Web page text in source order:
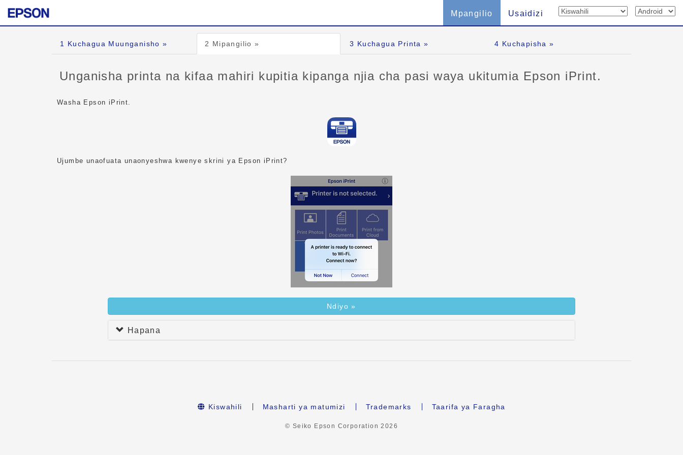
Mpangilio Usaidizi
1 Kuchagua Muunganisho » 2 Mipangilio » 3 Kuchagua Printa » 4 Kuchapisha »
Unganisha printa na kifaa mahiri kupitia kipanga njia cha pasi waya ukitumia Epson iPrint.
Washa Epson iPrint.
Ujumbe unaofuata unaonyeshwa kwenye skrini ya Epson iPrint?
Ndiyo »
Hapana
Kiswahili Masharti ya matumizi Trademarks Taarifa ya Faragha
© Seiko Epson Corporation2026